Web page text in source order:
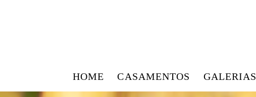
HOME CASAMENTOS GALERIAS